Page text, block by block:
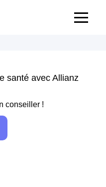
santé avec Allianz
conseiller !